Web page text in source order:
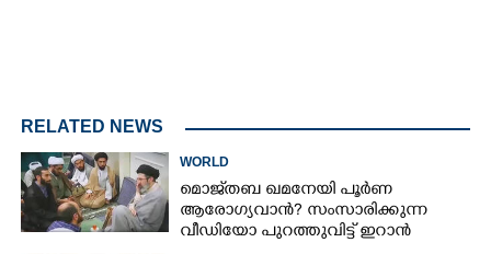
RELATED NEWS
WORLD
മൊജ്‌തബ ഖമനേയി പൂർണ
ആരോഗ്യവാൻ? സംസാരിക്കുന്ന
വീഡിയോ പുറത്തുവിട്ട് ഇറാൻ